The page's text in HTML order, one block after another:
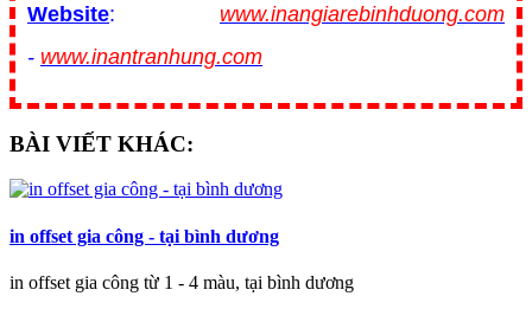
Website: www.inangiarebinhduong.com
- www.inantranhung.com
BÀI VIẾT KHÁC:
in offset gia công - tại bình dương
in offset gia công từ 1 - 4 màu, tại bình dương